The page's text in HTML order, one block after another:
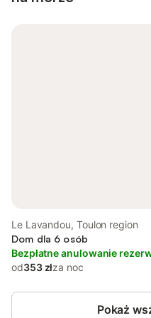
Le Lavandou, Toulon region
Dom dla 6 osób
Bezpłatne anulowanie
od353 złza noc
Pokaż